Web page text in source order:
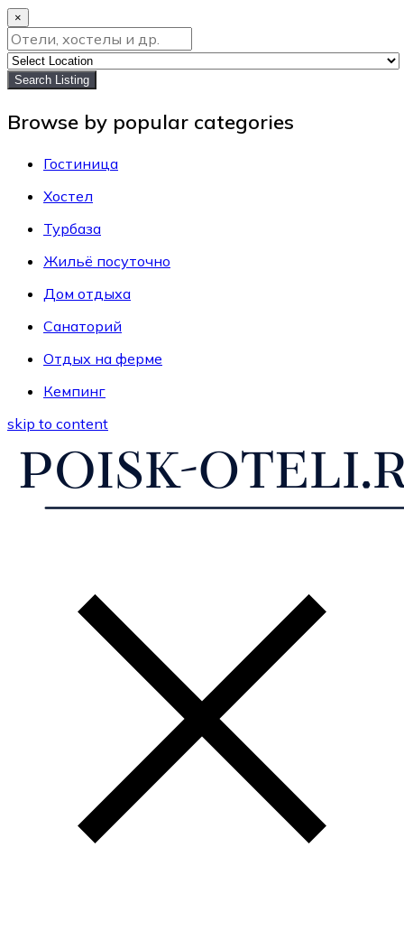
×
Search Listing
Browse by popular categories
Гостиница
Хостел
Турбаза
Жильё посуточно
Дом отдыха
Санаторий
Отдых на ферме
Кемпинг
skip to content